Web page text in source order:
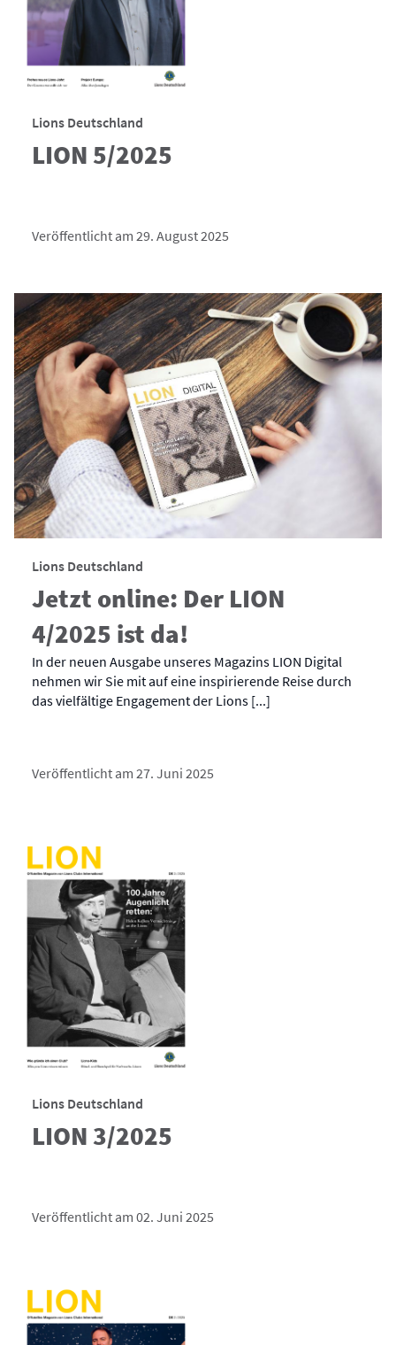
Lions Deutschland
LION 5/2025
Veröffentlicht am 29. August 2025
Lions Deutschland
Jetzt online: Der LION
4/2025 ist da!
In der neuen Ausgabe unseres Magazins LION Digital
nehmen wir Sie mit auf eine inspirierende Reise durch
das vielfältige Engagement der Lions [...]
Veröffentlicht am 27. Juni 2025
Lions Deutschland
LION 3/2025
Veröffentlicht am 02. Juni 2025